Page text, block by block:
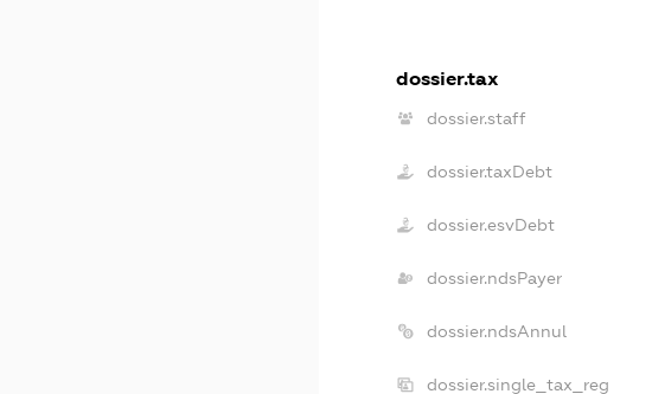
dossier.tax
dossier.staff
dossier.taxDebt
dossier.esvDebt
dossier.ndsPayer
dossier.ndsAnnul
dossier.single_tax_reg